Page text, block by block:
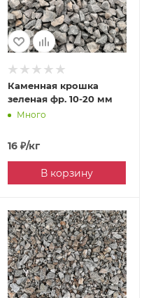
Каменная крошка
зеленая фр. 10-20 мм
Много
16₽/кг
В корзину